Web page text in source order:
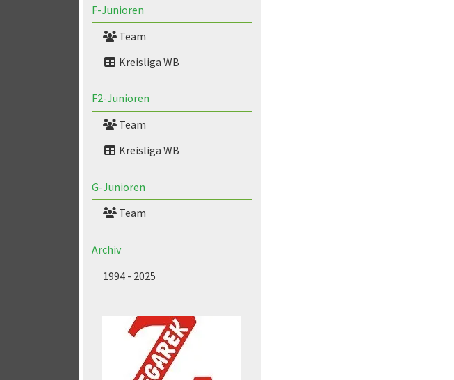
F-Junioren
Team
Kreisliga WB
F2-Junioren
Team
Kreisliga WB
G-Junioren
Team
Archiv
1994 - 2025